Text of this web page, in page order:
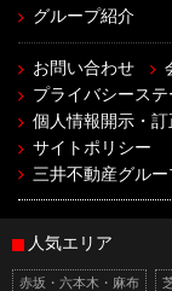
グループ紹介
お問い合わせ
プライバシーステ
個人情報開示・
サイトポリシー
三井不動産グル
人気エリア
赤坂・六本木・麻布